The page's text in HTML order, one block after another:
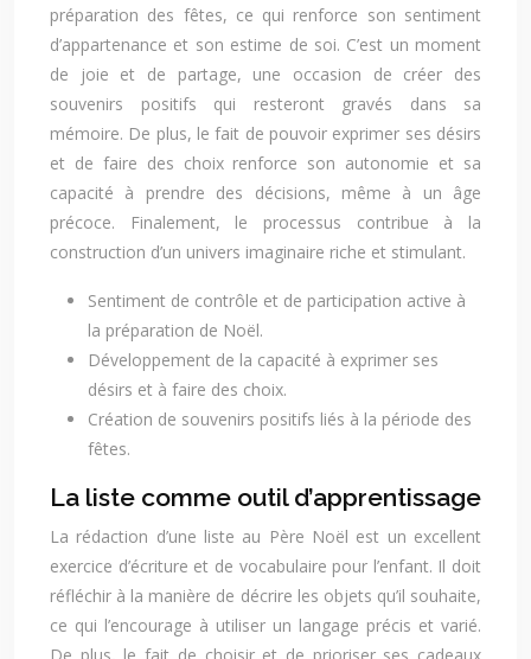
préparation des fêtes, ce qui renforce son sentiment
d’appartenance et son estime de soi. C’est un moment
de joie et de partage, une occasion de créer des
souvenirs positifs qui resteront gravés dans sa
mémoire. De plus, le fait de pouvoir exprimer ses désirs
et de faire des choix renforce son autonomie et sa
capacité à prendre des décisions, même à un âge
précoce. Finalement, le processus contribue à la
construction d’un univers imaginaire riche et stimulant.
Sentiment de contrôle et de participation active à
la préparation de Noël.
Développement de la capacité à exprimer ses
désirs et à faire des choix.
Création de souvenirs positifs liés à la période des
fêtes.
La liste comme outil d’apprentissage
La rédaction d’une liste au Père Noël est un excellent
exercice d’écriture et de vocabulaire pour l’enfant. Il doit
réfléchir à la manière de décrire les objets qu’il souhaite,
ce qui l’encourage à utiliser un langage précis et varié.